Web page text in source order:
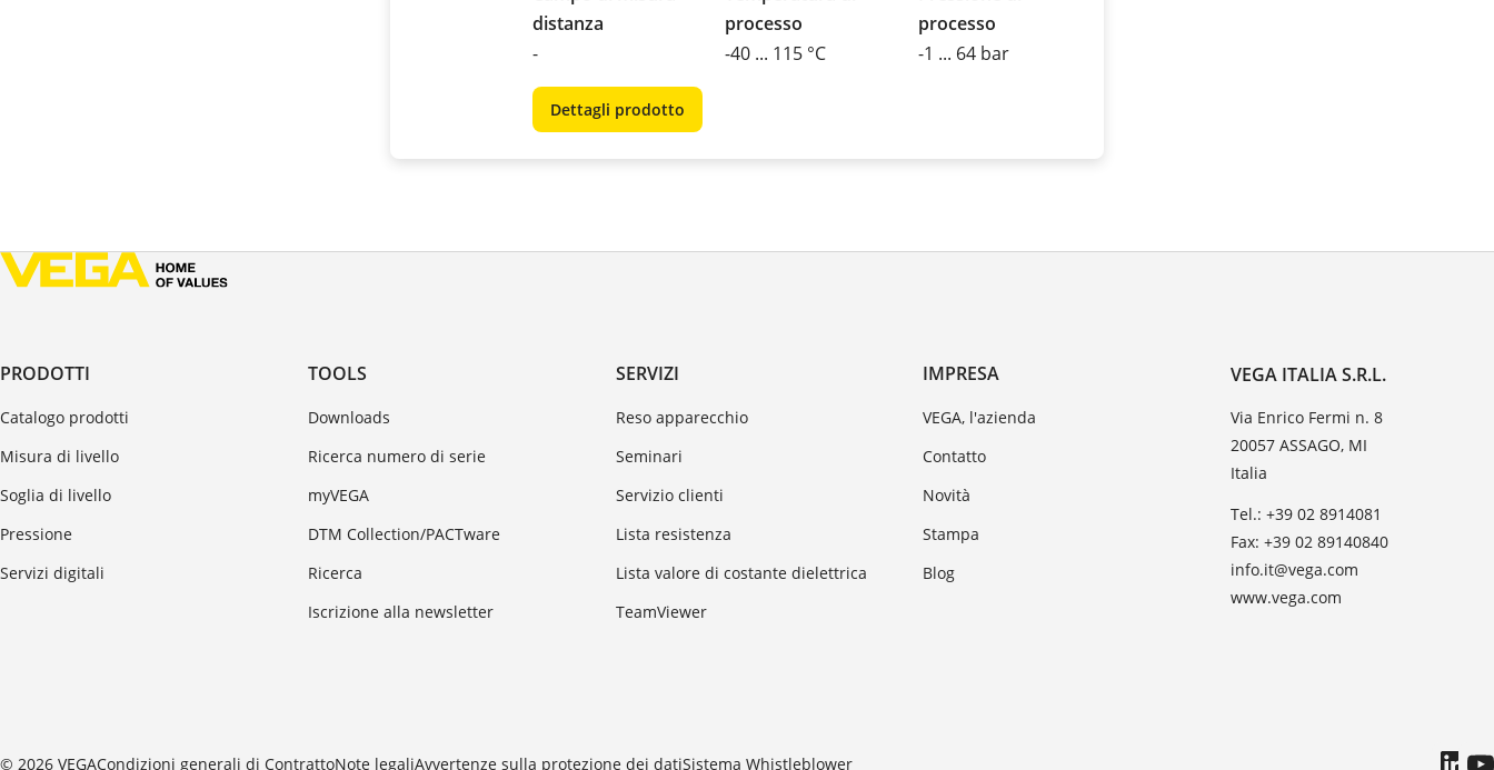
distanza
-
processo
-40 ... 115 °C
processo
-1 ... 64 bar
Dettagli prodotto
PRODOTTI
Catalogo prodotti
Misura di livello
Soglia di livello
Pressione
Servizi digitali
TOOLS
Downloads
Ricerca numero di serie
myVEGA
DTM Collection/PACTware
Ricerca
Iscrizione alla newsletter
SERVIZI
Reso apparecchio
Seminari
Servizio clienti
Lista resistenza
Lista valore di costante dielettrica
TeamViewer
IMPRESA
VEGA, l'azienda
Contatto
Novità
Stampa
Blog
VEGA ITALIA S.R.L.
Via Enrico Fermi n. 8
20057 ASSAGO, MI
Italia
Tel.: +39 02 8914081
Fax: +39 02 89140840
info.it@vega.com
www.vega.com
© 2026 VEGACondizioni generali di ContrattoNote legaliAvvertenze sulla protezione dei datiSistema Whistleblower